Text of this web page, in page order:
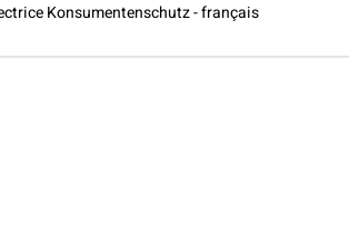
Konsumentenschutz - français